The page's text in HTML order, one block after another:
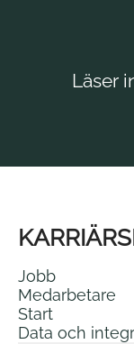
Läser
Jobb
Medarbetare
Start
Data och